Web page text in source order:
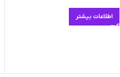
اطلاعات بیشتر